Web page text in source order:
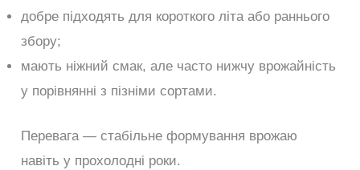
добре підходять для короткого літа або раннього
збору;
мають ніжний смак, але часто нижчу врожайність
у порівнянні з пізніми сортами.
Перевага — стабільне формування врожаю
навіть у прохолодні роки.